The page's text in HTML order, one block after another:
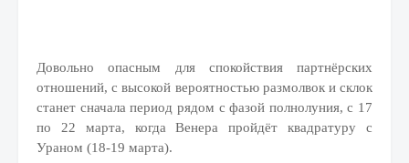
Довольно опасным для спокойствия партнёрских
отношений, с высокой вероятностью размолвок и склок
станет сначала период рядом с фазой полнолуния, с 17
по 22 марта, когда Венера пройдёт квадратуру с
Ураном (18-19 марта).